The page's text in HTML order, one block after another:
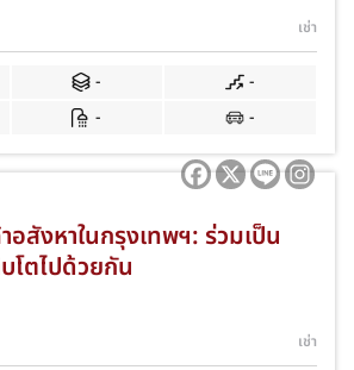
เช่า
-
-
- -
อสังหาในกรุงเทพฯ: ร่วมเป็น
โตไปด้วยกัน
เช่า